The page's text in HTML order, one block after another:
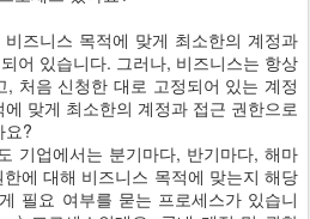
즈니스 목적에 맞게 최소한의 계정과
어 있습니다. 그러나, 비즈니스는 항상
처음 신청한 대로 고정되어 있는 계정
맞게 최소한의 계정과 접근 권한으로
요?
기업에서는 분기마다, 반기마다, 해마
에 대해 비즈니스 목적에 맞는지 해당
필요 여부를 묻는 프로세스가 있습니